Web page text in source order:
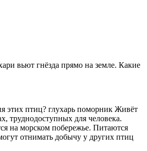
вьют гнёзда прямо на земле. Какие
этих птиц? глухарь поморник Живёт
труднодоступных для человека.
на морском побережье. Питаются
отнимать добычу у других птиц